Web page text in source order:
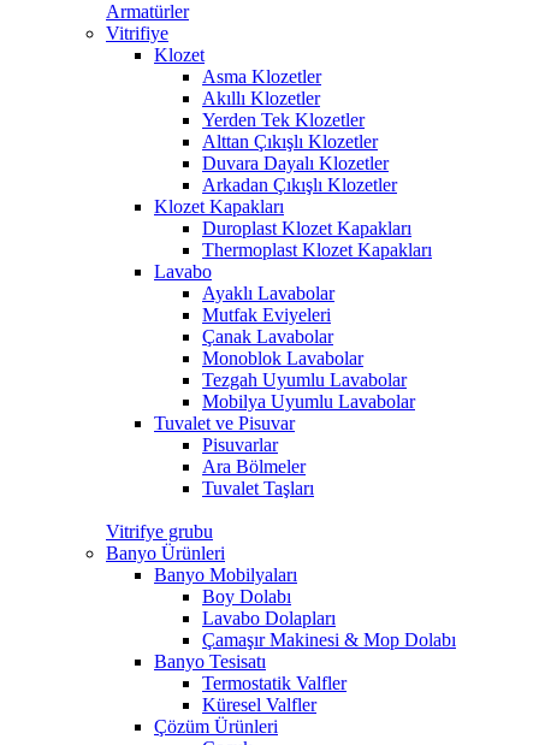
Armatürler
Vitrifiye
Klozet
Asma Klozetler
Akıllı Klozetler
Yerden Tek Klozetler
Alttan Çıkışlı Klozetler
Duvara Dayalı Klozetler
Arkadan Çıkışlı Klozetler
Klozet Kapakları
Duroplast Klozet Kapakları
Thermoplast Klozet Kapakları
Lavabo
Ayaklı Lavabolar
Mutfak Eviyeleri
Çanak Lavabolar
Monoblok Lavabolar
Tezgah Uyumlu Lavabolar
Mobilya Uyumlu Lavabolar
Tuvalet ve Pisuvar
Pisuvarlar
Ara Bölmeler
Tuvalet Taşları
Vitrifye grubu
Banyo Ürünleri
Banyo Mobilyaları
Boy Dolabı
Lavabo Dolapları
Çamaşır Makinesi & Mop Dolabı
Banyo Tesisatı
Termostatik Valfler
Küresel Valfler
Çözüm Ürünleri